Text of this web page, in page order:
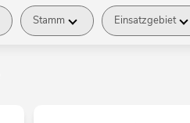
Stamm Einsatzgebiet